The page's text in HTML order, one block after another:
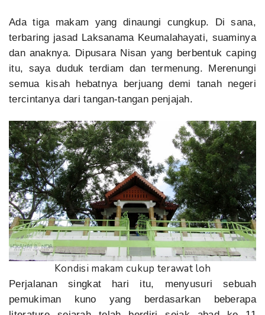
Ada tiga makam yang dinaungi cungkup. Di sana,
terbaring jasad Laksanama Keumalahayati, suaminya
dan anaknya. Dipusara Nisan yang berbentuk caping
itu, saya duduk terdiam dan termenung. Merenungi
semua kisah hebatnya berjuang demi tanah negeri
tercintanya dari tangan-tangan penjajah.
Kondisi makam cukup terawat loh
Perjalanan singkat hari itu, menyusuri sebuah
pemukiman kuno yang berdasarkan beberapa